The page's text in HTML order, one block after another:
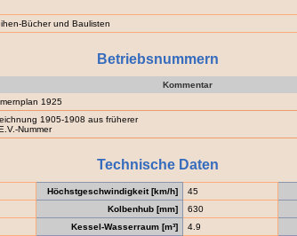
Bücher und Baulisten
Betriebsnummern
Kommentar
1925
1905-1908 aus früherer
Nummer
Technische Daten
Höchstgeschwindigkeit [km/h] 45
Kolbenhub [mm] 630
Kessel-Wasserraum [m³] 4.9